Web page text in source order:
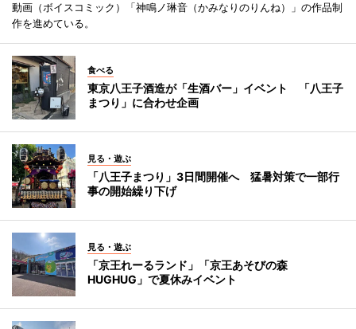
動画（ボイスコミック）「神鳴ノ琳音（かみなりのりんね）」の作品制
作を進めている。
食べる
東京八王子酒造が「生酒バー」イベント 「八王子
まつり」に合わせ企画
見る・遊ぶ
「八王子まつり」3日間開催へ 猛暑対策で一部行
事の開始繰り下げ
見る・遊ぶ
「京王れーるランド」「京王あそびの森
HUGHUG」で夏休みイベント